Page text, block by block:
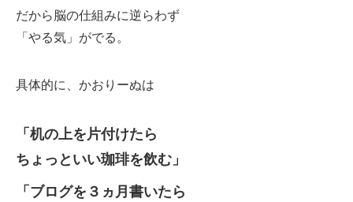
だから脳の仕組みに逆らわず
「やる気」がでる。
具体的に、かおりーぬは
「机の上を片付けたら
ちょっといい珈琲を飲む」
「ブログを３ヵ月書いたら